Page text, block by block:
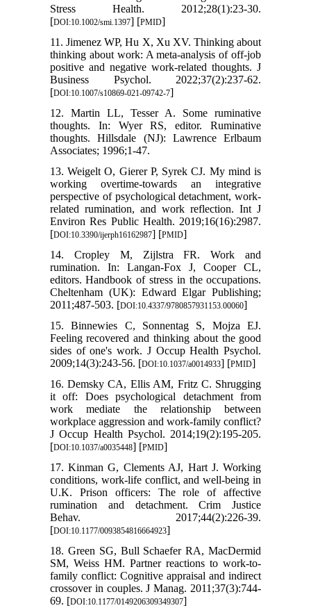
Stress Health. 2012;28(1):23-30.
[DOI:10.1002/smi.1397] [PMID]
11. Jimenez WP, Hu X, Xu XV. Thinking about
thinking about work: A meta-analysis of off-job
positive and negative work-related thoughts. J
Business Psychol. 2022;37(2):237-62.
[DOI:10.1007/s10869-021-09742-7]
12. Martin LL, Tesser A. Some ruminative
thoughts. In: Wyer RS, editor. Ruminative
thoughts. Hillsdale (NJ): Lawrence Erlbaum
Associates; 1996;1-47.
13. Weigelt O, Gierer P, Syrek CJ. My mind is
working overtime-towards an integrative
perspective of psychological detachment, work-
related rumination, and work reflection. Int J
Environ Res Public Health. 2019;16(16):2987.
[DOI:10.3390/ijerph16162987] [PMID]
14. Cropley M, Zijlstra FR. Work and
rumination. In: Langan-Fox J, Cooper CL,
editors. Handbook of stress in the occupations.
Cheltenham (UK): Edward Elgar Publishing;
2011;487-503. [DOI:10.4337/9780857931153.00060]
15. Binnewies C, Sonnentag S, Mojza EJ.
Feeling recovered and thinking about the good
sides of one's work. J Occup Health Psychol.
2009;14(3):243-56. [DOI:10.1037/a0014933] [PMID]
16. Demsky CA, Ellis AM, Fritz C. Shrugging
it off: Does psychological detachment from
work mediate the relationship between
workplace aggression and work-family conflict?
J Occup Health Psychol. 2014;19(2):195-205.
[DOI:10.1037/a0035448] [PMID]
17. Kinman G, Clements AJ, Hart J. Working
conditions, work-life conflict, and well-being in
U.K. Prison officers: The role of affective
rumination and detachment. Crim Justice
Behav. 2017;44(2):226-39.
[DOI:10.1177/0093854816664923]
18. Green SG, Bull Schaefer RA, MacDermid
SM, Weiss HM. Partner reactions to work-to-
family conflict: Cognitive appraisal and indirect
crossover in couples. J Manag. 2011;37(3):744-
69. [DOI:10.1177/0149206309349307]